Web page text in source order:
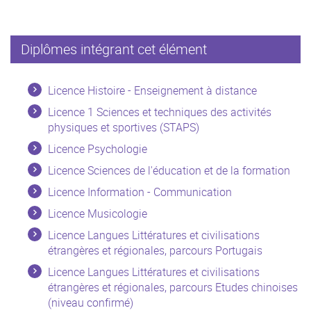
Diplômes intégrant cet élément
Licence Histoire - Enseignement à distance
Licence 1 Sciences et techniques des activités
physiques et sportives (STAPS)
Licence Psychologie
Licence Sciences de l'éducation et de la formation
Licence Information - Communication
Licence Musicologie
Licence Langues Littératures et civilisations
étrangères et régionales, parcours Portugais
Licence Langues Littératures et civilisations
étrangères et régionales, parcours Etudes chinoises
(niveau confirmé)